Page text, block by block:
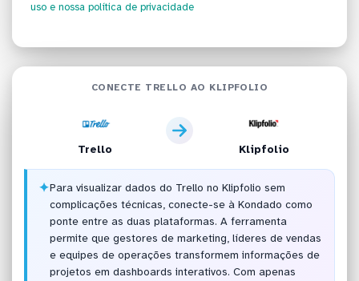
uso e nossa política de privacidade
CONECTE TRELLO AO KLIPFOLIO
Trello Klipfolio
✦Para visualizar dados do Trello no Klipfolio sem
complicações técnicas, conecte-se à Kondado como
ponte entre as duas plataformas. A ferramenta
permite que gestores de marketing, líderes de vendas
e equipes de operações transformem informações de
projetos em dashboards interativos. Com apenas